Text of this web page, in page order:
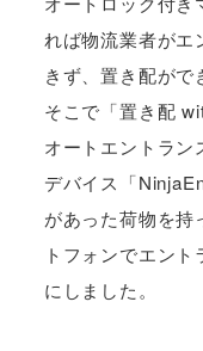
れば物流業者がエ
きず、置き配がで
そこで「置き配
オートエントラン
デバイス「
があった荷物を持
トフォンでエン
にしました。